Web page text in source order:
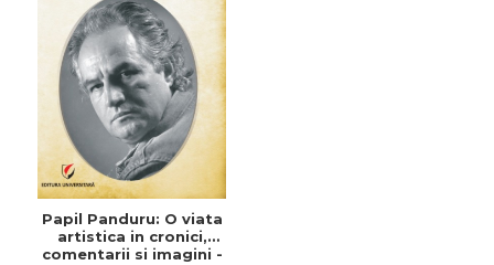
Papil Panduru: O viata
artistica in cronici,
comentarii si imagini -